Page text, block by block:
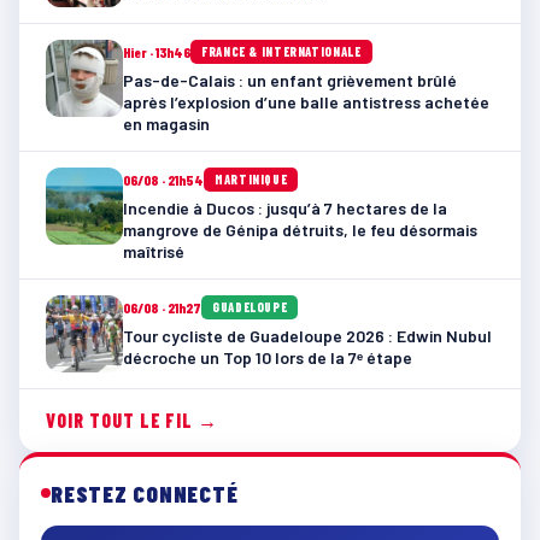
Hier · 13h46 FRANCE & INTERNATIONALE
Pas-de-Calais : un enfant grièvement brûlé
après l’explosion d’une balle antistress achetée
en magasin
06/08 · 21h54 MARTINIQUE
Incendie à Ducos : jusqu’à 7 hectares de la
mangrove de Génipa détruits, le feu désormais
maîtrisé
06/08 · 21h27 GUADELOUPE
Tour cycliste de Guadeloupe 2026 : Edwin Nubul
décroche un Top 10 lors de la 7ᵉ étape
VOIR TOUT LE FIL →
RESTEZ CONNECTÉ